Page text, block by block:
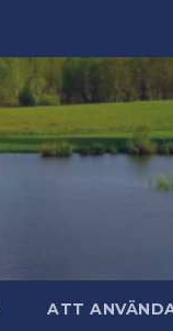
ATT